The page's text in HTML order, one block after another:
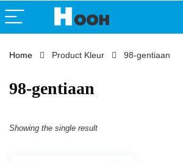
Home Product Kleur ‎98-gentiaan
‎98-gentiaan
Showing the single result